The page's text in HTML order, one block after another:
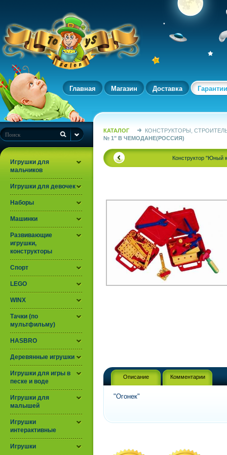
Главная Магазин Доставка Гарантии
Игрушки для
мальчиков
Игрушки для девочек
Наборы
Машинки
Развивающие
игрушки,
конструкторы
Спорт
LEGO
WINX
Тачки (по
мультфильму)
HASBRO
Деревянные игрушки
Игрушки для игры в
песке и воде
Игрушки для
малышей
Игрушки
интерактивные
Игрушки
КАТАЛОГ
КОНСТРУКТОРЫ,
№ 1" В ЧЕМОДАНЕ(РОССИЯ)
Конструктор "Юный
Описание Комментарии
"Огонек"